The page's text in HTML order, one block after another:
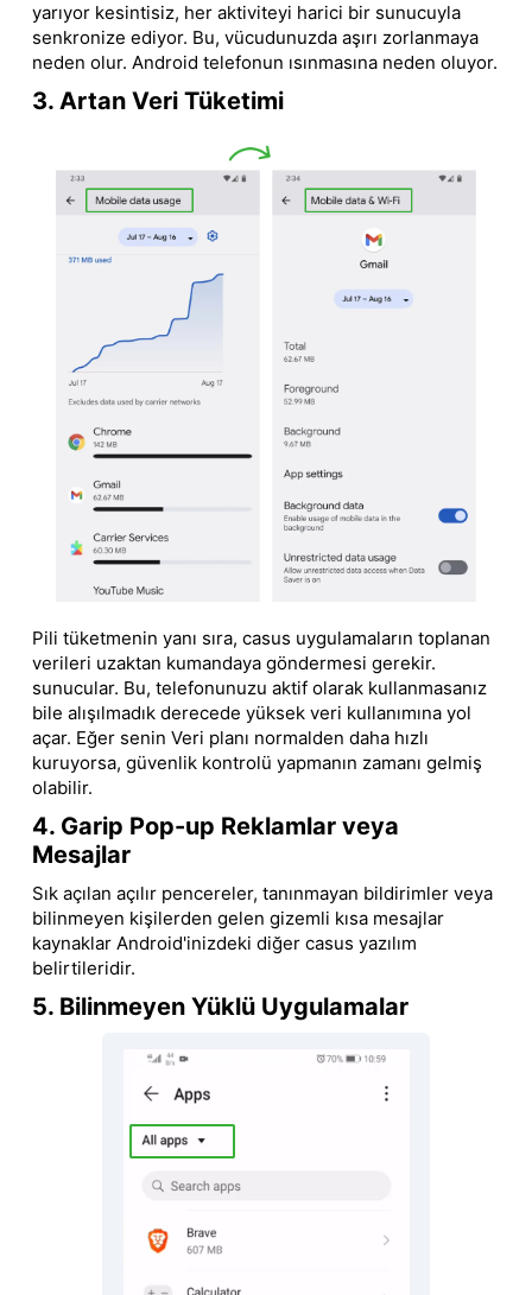
yarıyor kesintisiz, her aktiviteyi harici bir sunucuyla
senkronize ediyor. Bu, vücudunuzda aşırı zorlanmaya
neden olur. Android telefonun ısınmasına neden oluyor.
3. Artan Veri Tüketimi
Pili tüketmenin yanı sıra, casus uygulamaların toplanan
verileri uzaktan kumandaya göndermesi gerekir.
sunucular. Bu, telefonunuzu aktif olarak kullanmasanız
bile alışılmadık derecede yüksek veri kullanımına yol
açar. Eğer senin Veri planı normalden daha hızlı
kuruyorsa, güvenlik kontrolü yapmanın zamanı gelmiş
olabilir.
4. Garip Pop-up Reklamlar veya
Mesajlar
Sık açılan açılır pencereler, tanınmayan bildirimler veya
bilinmeyen kişilerden gelen gizemli kısa mesajlar
kaynaklar Android'inizdeki diğer casus yazılım
belirtileridir.
5. Bilinmeyen Yüklü Uygulamalar